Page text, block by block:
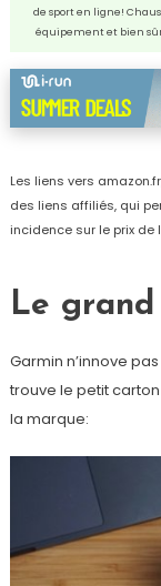
de sport en ligne!
équipement et bien
Les liens vers
des liens affiliés, qui
incidence sur le prix de
Le
Garmin n’innove
trouve le petit
la marque: